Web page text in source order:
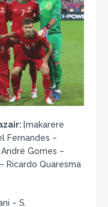
[makarere
Fernandes –
Gomes –
Ricardo Quaresma
– S.